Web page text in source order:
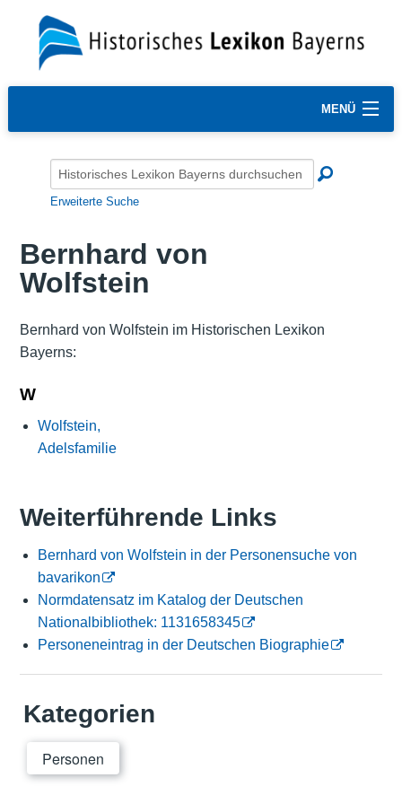
MENÜ
Erweiterte Suche
Bernhard von
Wolfstein
Bernhard von Wolfstein im Historischen Lexikon
Bayerns:
W
Wolfstein,
Adelsfamilie
Weiterführende Links
Bernhard von Wolfstein in der Personensuche von
bavarikon
Normdatensatz im Katalog der Deutschen
Nationalbibliothek: 1131658345
Personeneintrag in der Deutschen Biographie
Kategorien
Personen